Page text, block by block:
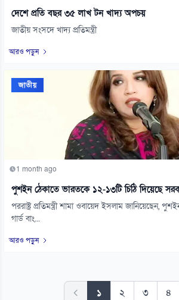
দেশে প্রতি বছর ৩৫ লাখ টন খাদ্য অপচয়
জাতীয় সংসদে খাদ্য প্রতিমন্ত্রী
আরও পড়ুন
জাতীয়
1 month ago
পুশইন ঠেকাতে ভারতকে ১২-১৩টি চিঠি দিয়েছে সরকার:
পররাষ্ট্র প্রতিমন্ত্রী শামা ওবায়েদ ইসলাম জানিয়েছেন,
গার্ড বাং...
আরও পড়ুন
১ ২ ৩ ৪